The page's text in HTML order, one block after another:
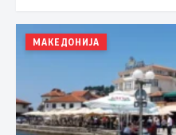
МАКЕДОНИЈА